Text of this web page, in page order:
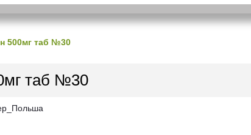
500мг таб №30
таб №30